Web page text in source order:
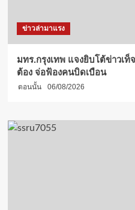
ข่าวล่ามาแรง
มทร.กรุงเทพ แจงยิบโต้ข่าวเ
ต้อง จ่อฟ้องคนบิดเบือน
ตอนนั้น 06/08/2026